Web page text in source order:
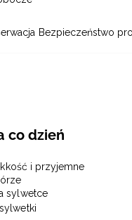
Bezpieczeństwo
co dzień
i przyjemne
sylwetce